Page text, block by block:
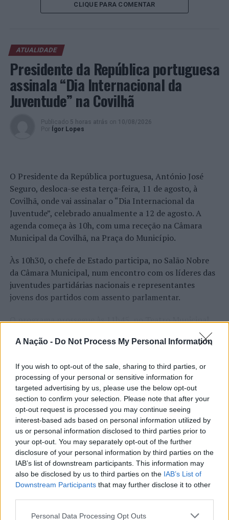
A Nação - Do Not Process My Personal Information
If you wish to opt-out of the sale, sharing to third parties, or
processing of your personal or sensitive information for
targeted advertising by us, please use the below opt-out
section to confirm your selection. Please note that after your
opt-out request is processed you may continue seeing
interest-based ads based on personal information utilized by
us or personal information disclosed to third parties prior to
your opt-out. You may separately opt-out of the further
disclosure of your personal information by third parties on the
IAB’s list of downstream participants. This information may
also be disclosed by us to third parties on the IAB’s List of
Downstream Participants that may further disclose it to other
Personal Data Processing Opt Outs
“Os Verdes” lamentam “um manto verde que empobrece
NÃO PERCA
Vagos é “Município Amigo do Desporto”
CLIQUE PARA COMENTAR
ATUALIDADE
Presidente da República portuguesa
assinala “Dia Internacional da
Juventude” na Covilhã
Publicado 5 horas atrás on 10/08/2026
Por
Ígor Lopes
O Presidente da República portuguesa, António José
Seguro, desloca-se esta terça-feira, 11 de agosto, à
Covilhã, onde vai assinalar o “Dia Internacional da
Juventude”, celebrado anualmente a 12 de agosto. A
agenda começa às 10h, com uma receção na Câmara
Municipal da Covilhã, na Praça do Município.
Às 10h30, o chefe de Estado participa, no Salão Nobre
da Câmara Municipal, num encontro com os líderes das
juventudes partidárias nacionais e representantes
jovens dos partidos com assento parlamentar.
O programa prossegue às 11h45, no Teatro Municipal
da Covilhã, com uma conversa com um grupo de jovens
empreendedores.
A visita termina às 12h30, com um almoço-convívio com
jovens no Largo da Câmara Municipal.
Instituído pelas Nações Unidas, o “Dia Internacional da
Juventude”procura chamar a atenção para os desafios,
as oportunidades e a participação das novas gerações na
sociedade.
Ígor Lopes
ATUALIDADE
Cultura digital pode “comprometer”
a criatividade antes de “provocar”
mudanças genéticas, diz
neurocientista
Publicado 2 dias atrás on 08/08/2026